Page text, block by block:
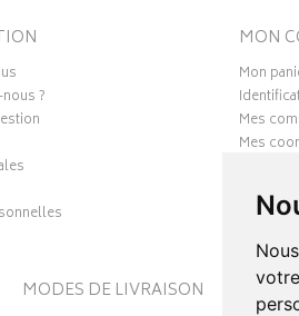
?
MON
Mon
Mes
Mes
Mes
Mes
MODES DE LIVRAISON